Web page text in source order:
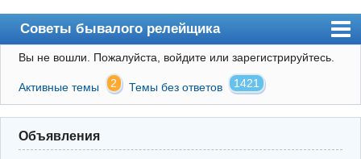
Советы бывалого релейщика
Форум
Правила
Поиск
Регистрация
Вы не вошли. Пожалуйста, войдите или зарегистрируйтесь.
Активные темы 2 Темы без ответов 1421
Объявления